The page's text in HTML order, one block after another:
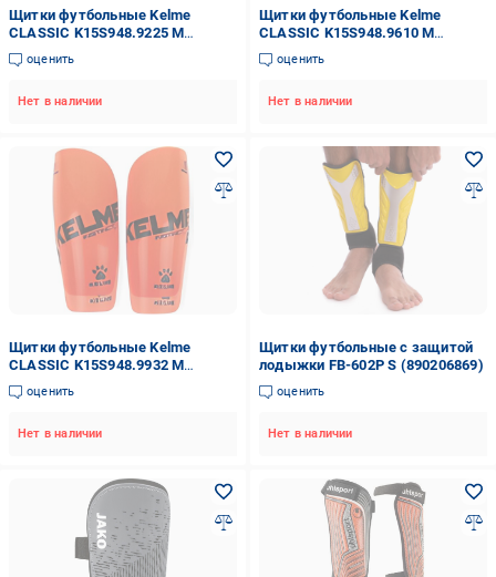
Щитки футбольные Kelme
CLASSIC K15S948.9225 M
Серый/Белый
оценить
Нет в наличии
Щитки футбольные Kelme
CLASSIC K15S948.9610 M
Красный/Белый
оценить
Нет в наличии
Щитки футбольные Kelme
CLASSIC K15S948.9932 M
Оранжевый
оценить
Нет в наличии
Щитки футбольные с защитой
лодыжки FB-602P S (890206869)
оценить
Нет в наличии